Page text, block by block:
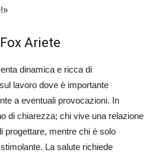
Ariete
dinamica e ricca di
lavoro dove è importante
a eventuali provocazioni. In
di chiarezza; chi vive una relazione
progettare, mentre chi è solo
La salute richiede